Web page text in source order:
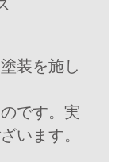
装を施し
です。実
います。